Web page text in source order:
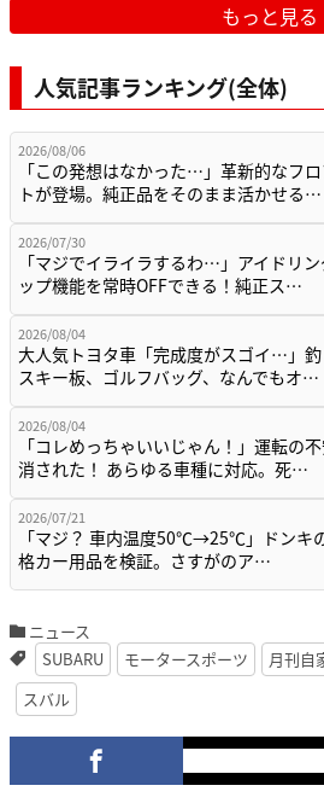
もっと見る
人気記事ランキング(全体)
2026/08/06
「この発想はなかった…」革新的なフ
トが登場。純正品をそのまま活かせる…
2026/07/30
「マジでイライラするわ…」アイドリン
ップ機能を常時OFFできる！純正ス…
2026/08/04
大人気トヨタ車「完成度がスゴイ…」釣
スキー板、ゴルフバッグ、なんでもオ…
2026/08/04
「コレめっちゃいいじゃん！」運転の
消された！ あらゆる車種に対応。死…
2026/07/21
「マジ？ 車内温度50℃→25℃」ドンキ
格カー用品を検証。さすがのア…
ニュース
SUBARU
モータースポーツ 月刊自
スバル